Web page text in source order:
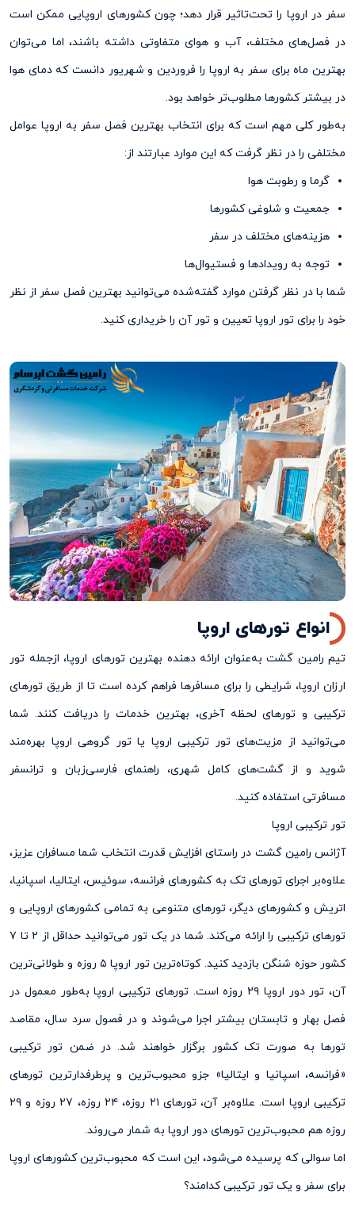
سفر در اروپا را تحت‌تاثیر قرار دهد؛ چون کشور‌های اروپایی ممکن است
در فصل‌های مختلف، آب و هوای متفاوتی داشته باشند، اما می‌توان
بهترین ماه برای سفر به اروپا را فروردین و شهریور دانست که دمای هوا
در بیشتر کشورها مطلوب‌تر خواهد بود.
به‌طور کلی مهم است که برای انتخاب بهترین فصل سفر به اروپا عوامل
مختلفی را در نظر گرفت که این موارد عبارتند از:
گرما و رطوبت هوا
جمعیت و شلوغی کشورها
هزینه‌های مختلف در سفر
توجه به رویداد‌ها و فستیوال‌ها
شما با در نظر گرفتن موارد گفته‌شده می‌توانید بهترین فصل سفر از نظر
خود را برای تور اروپا تعیین و تور آن را خریداری کنید.
انواع تورهای اروپا
تیم رامین گشت به‌عنوان ارائه دهنده بهترین تورهای اروپا، ازجمله تور
ارزان اروپا، شرایطی را برای مسافرها فراهم کرده است تا از طریق تورهای
ترکیبی و تورهای لحظه آخری، بهترین خدمات را دریافت کنند. شما
می‌توانید از مزیت‌های تور ترکیبی اروپا یا تور گروهی اروپا بهره‌مند
شوید و از گشت‌های کامل شهری، راهنمای فارسی‌زبان و ترانسفر
مسافرتی استفاده کنید.
تور ترکیبی اروپا
آژانس رامین گشت در راستای افزایش قدرت انتخاب شما مسافران عزیز،
علاوه‌‌بر اجرای تورهای تک به کشور‌های فرانسه، سوئیس، ایتالیا، اسپانیا،
اتریش و کشور‌های دیگر، تورهای متنوعی به تمامی ‌کشو‌ر‌های اروپایی و
تورهای ترکیبی را ارائه می‌کند. شما در یک تور می‌‌توانید حداقل از ۲ تا ۷
کشور حوزه شنگن بازدید کنید. کوتاه‌‌ترین تور اروپا ۵ روزه و طولانی‌‌ترین
آن، تور دور اروپا ۲۹ روزه است. تورهای ترکیبی اروپا به‌طور معمول در
فصل بهار و تابستان بیشتر اجرا می‌‌شوند و در فصول سرد سال، مقاصد
تورها به صورت تک کشور برگزار خواهند شد. در ضمن تور ترکیبی
«فرانسه، اسپانیا و ایتالیا» جزو محبوب‌‌ترین و پرطرفدارترین تورهای
ترکیبی اروپا است. علاوه‌‌بر آن، تورهای ۲۱ روزه، ۲۴ روزه، ۲۷ روزه و ۲۹
روزه هم محبوب‌‌ترین تورهای دور اروپا به شمار می‌روند.
اما سوالی که پرسیده می‌شود، این است که محبوب‌ترین کشورهای اروپا
برای سفر و یک تور ترکیبی کدامند؟